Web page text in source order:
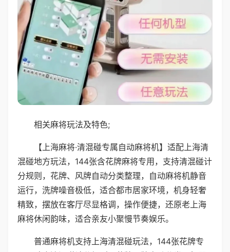
相关麻将玩法及特色;
【上海麻将·清混碰专属自动麻将机】适配上海清
混碰地方玩法，144张含花牌麻将专用，支持清混碰计
分规则，花牌、风牌自动分类整理，自动麻将机静音
运行，洗牌噪音极低，适合都市居家环境，机身轻奢
精致，摆放在客厅尽显格调，操作便捷，还原老上海
麻将休闲韵味，适合亲友小聚慢节奏娱乐。
普通麻将机支持上海清混碰玩法，144张花牌专